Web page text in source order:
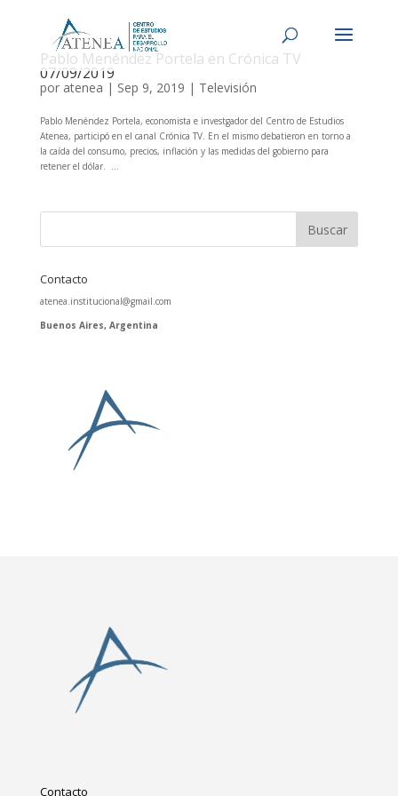
Pablo Menéndez Portela en Crónica TV
07/09/2019
por atenea | Sep 9, 2019 | Televisión
Pablo Menéndez Portela, economista e investgador del Centro de Estudios
Atenea, participó en el canal Crónica TV. En el mismo debatieron en torno a
la caída del consumo, precios, inflación y las medidas del gobierno para
retener el dólar. ...
Contacto
atenea.institucional@gmail.com
Buenos Aires, Argentina
Contacto